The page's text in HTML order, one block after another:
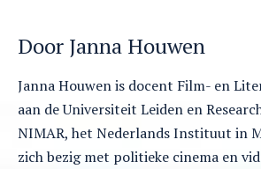
Door Janna Houwen
Janna Houwen is docent Film- en
aan de Universiteit Leiden en
NIMAR, het Nederlands Instituut in
zich bezig met politieke cinema en